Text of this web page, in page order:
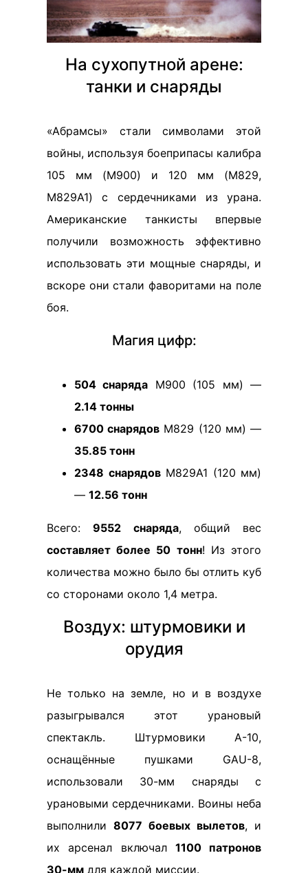
На сухопутной арене:
танки и снаряды
«Абрамсы» стали символами этой
войны, используя боеприпасы калибра
105 мм (M900) и 120 мм (M829,
M829A1) с сердечниками из урана.
Американские танкисты впервые
получили возможность эффективно
использовать эти мощные снаряды, и
вскоре они стали фаворитами на поле
боя.
Магия цифр:
504 снаряда M900 (105 мм) —
2.14 тонны
6700 снарядов M829 (120 мм) —
35.85 тонн
2348 снарядовM829A1 (120 мм)
— 12.56 тонн
Всего:9552 снаряда, общий вес
составляет более 50 тонн! Из этого
количества можно было бы отлить куб
со сторонами около 1,4 метра.
Воздух: штурмовики и
орудия
Не только на земле, но и в воздухе
разыгрывался этот урановый
спектакль. Штурмовики A-10,
оснащённые пушками GAU-8,
использовали 30-мм снаряды с
урановыми сердечниками. Воины неба
выполнили 8077 боевых вылетов, и
их арсенал включал 1100 патронов
30-мм для каждой миссии.